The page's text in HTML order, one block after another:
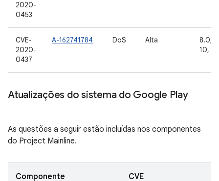
2020-
0453
CVE-
2020-
0437
A-162741784 DoS Alta
8.0,
10, 11
Atualizações do sistema do Google Play
As questões a seguir estão incluídas nos componentes
do Project Mainline.
Componente CVE